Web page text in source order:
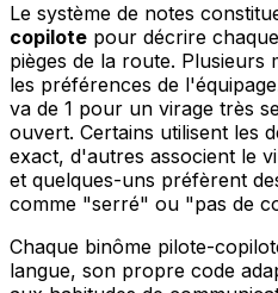
Le système de notes
copilote pour décrire
pièges de la route. Plusieurs
les préférences de
va de 1 pour un virage très
ouvert. Certains utilisent les
exact, d'autres associent le
et quelques-uns préfèrent
comme "serré" ou "pas de
Chaque binôme pilote-
langue, son propre code